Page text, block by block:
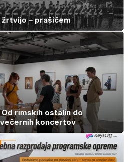
– prašičem
rimskih ostalin do
koncertov